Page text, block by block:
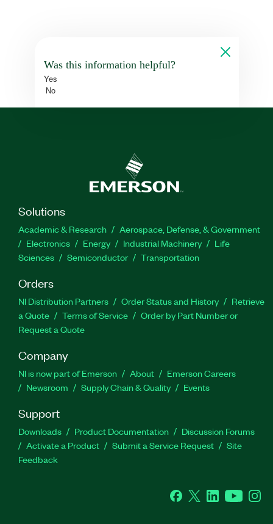
Was this information helpful?
Yes
No
Solutions
Academic & Research
Aerospace, Defense, & Government
Electronics
Energy Industrial Machinery
Life
Sciences
Semiconductor Transportation
Orders
NI Distribution Partners Order Status and History
Retrieve
a Quote
Terms of Service
Order by Part Number or
Request a Quote
Company
NI is now part of Emerson About
Emerson Careers
Newsroom
Supply Chain & Quality Events
Support
Downloads Product Documentation
Discussion Forums
Activate a Product
Submit a Service Request
Site
Feedback
Facebook
Twitter LinkedInYouTube